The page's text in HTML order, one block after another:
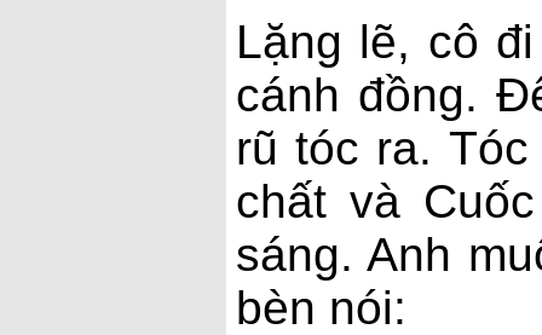
Lặng lẽ, cô
cánh đồng.
rũ tóc ra.
chất và
sáng. Anh
bèn nói: